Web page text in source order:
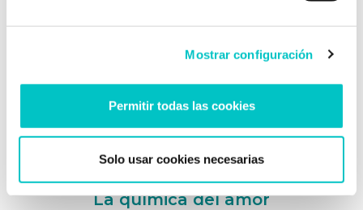
Mostrar configuración
Permitir todas las cookies
Solo usar cookies necesarias
04/05/2016
La química del amor